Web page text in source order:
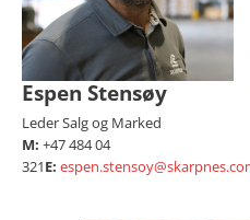
Espen Stensøy
Leder Salg og Marked
M: +47 484 04
321E: